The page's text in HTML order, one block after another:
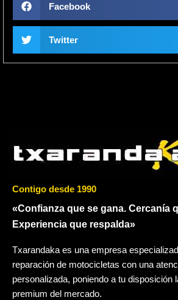
Facebook
Twitter
Contigo desde 1990
«Confianza que se gana. Cercanía
Experiencia que respalda»
Txarandaka es una empresa
reparación de motocicletas con una
personalizada, poniendo a tu disposición
premium del mercado.